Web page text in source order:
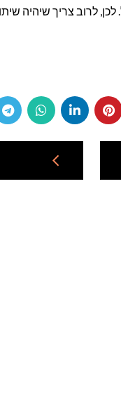
לרוב צריך שיהיה